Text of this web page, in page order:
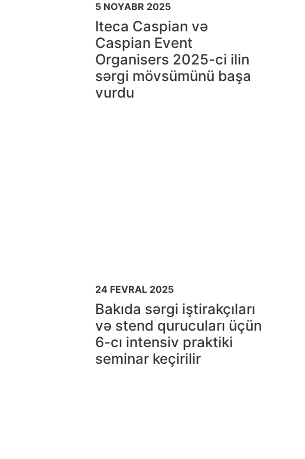
5 NOYABR 2025
Iteca Caspian və
Caspian Event
Organisers 2025-ci ilin
sərgi mövsümünü başa
vurdu
24 FEVRAL 2025
Bakıda sərgi iştirakçıları
və stend qurucuları üçün
6-cı intensiv praktiki
seminar keçirilir